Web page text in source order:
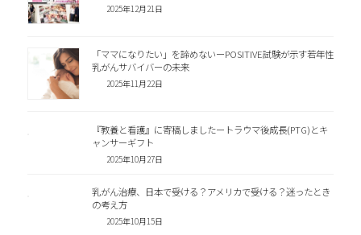
2025年12月21日
「ママになりたい」を諦めないーPOSITIVE試験が示す若年性
乳がんサバイバーの未来
2025年11月22日
『教養と看護』に寄稿しましたートラウマ後成長(PTG)とキ
ャンサーギフト
2025年10月27日
乳がん治療、日本で受ける？アメリカで受ける？迷ったとき
の考え方
2025年10月15日